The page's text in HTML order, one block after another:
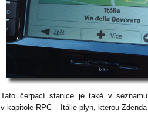
Tato čerpací stanice je také v
v kapitole RPC – Itálie plyn, kterou